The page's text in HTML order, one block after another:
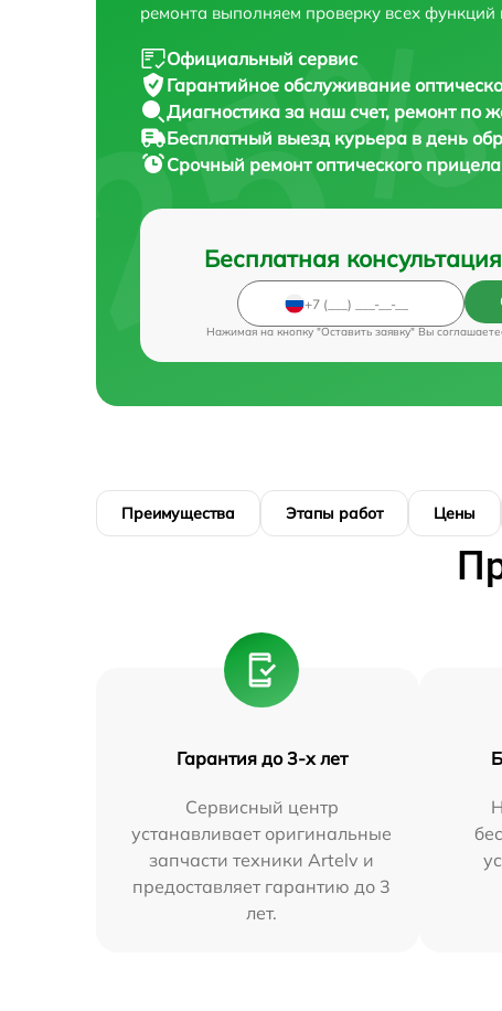
ремонта выполняем проверку всех
Официальный сервис
Гарантийное обслуживание
Диагностика за наш счет, ремонт по
Бесплатный выезд курьера в день
Срочный ремонтоптического
Бесплатная
Нажимая на кнопку "Оставить заявку" Вы
Преимущества Этапы работ Цены
Гарантия до 3-х лет
Сервисный центр
устанавливает оригинальные
запчасти техники Artelv и
предоставляет гарантию до 3
лет.